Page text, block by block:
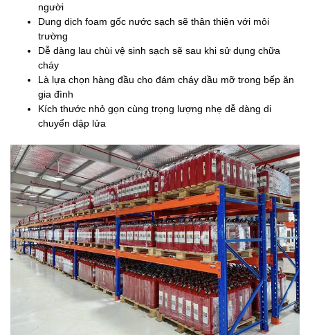
người
Dung dịch foam gốc nước sạch sẽ thân thiện với môi
trường
Dễ dàng lau chùi vệ sinh sạch sẽ sau khi sử dụng chữa
cháy
Là lựa chọn hàng đầu cho đám cháy dầu mỡ trong bếp ăn
gia đình
Kích thước nhỏ gọn cùng trọng lượng nhẹ dễ dàng di
chuyển dập lửa